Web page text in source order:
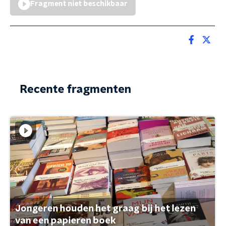
Fragment niet beschikbaar
Recente fragmenten
Jongeren houden het graag bij het lezen
van een papieren boek